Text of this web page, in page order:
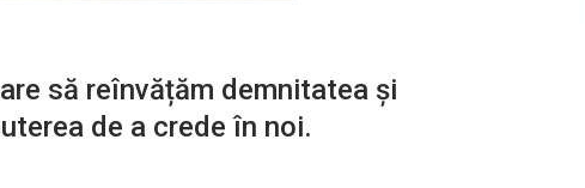
să reînvățăm demnitatea și
de a crede în noi.